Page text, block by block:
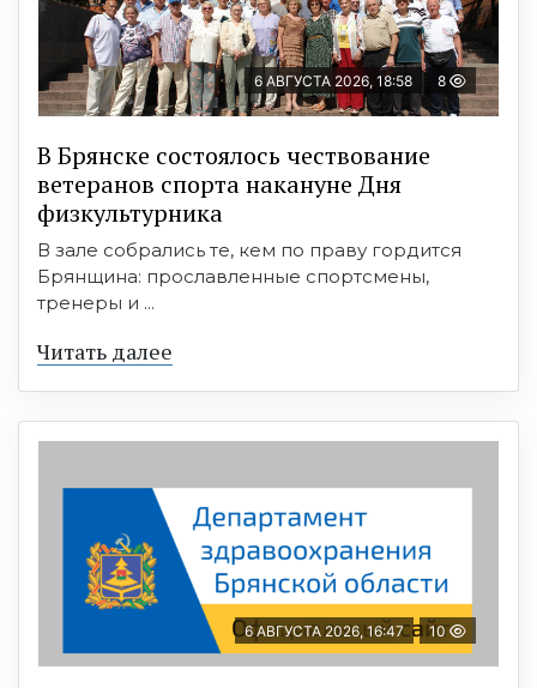
6 АВГУСТА 2026, 18:58 8
В Брянске состоялось чествование
ветеранов спорта накануне Дня
физкультурника
В зале собрались те, кем по праву гордится
Брянщина: прославленные спортсмены,
тренеры и ...
Читать далее
6 АВГУСТА 2026, 16:47 10